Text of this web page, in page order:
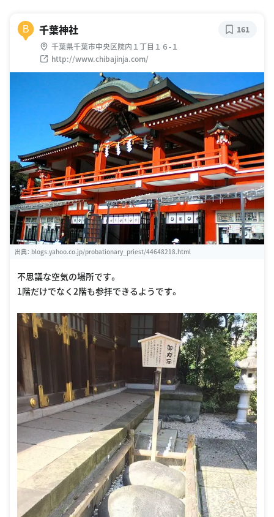
B 千葉神社
千葉県千葉市中央区院内１丁目１６-１
http://www.chibajinja.com/
161
出典： blogs.yahoo.co.jp/probationary_priest/44648218.html
不思議な空気の場所です。
1階だけでなく2階も参拝できるようです。